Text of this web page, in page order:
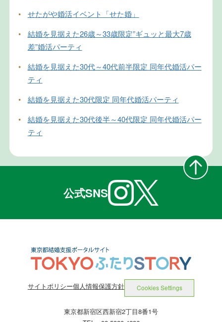
•
せたがや婚活イベント「せた婚」
•
結婚を見据えた26歳～33歳限定”ギュッと最大7歳
差”婚活パーティ
•
結婚を見据えた30代～40代前半限定 同年代婚活パー
ティ
•
結婚を見据えた30代限定 同年代婚活パーティ
•
結婚を見据えた30代後半～40代限定 同年代婚活パー
ティ
公式SNS
サイトポリシー個人情報保護方針 Cookies Settings
東京都新宿区西新宿2丁目8番1号